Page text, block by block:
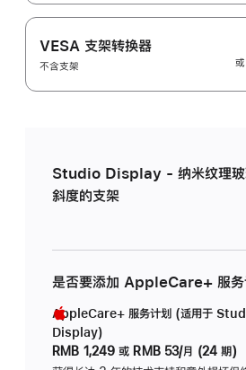
VESA 支架转换器
不含支架
Studio Display - 纳米纹理玻
斜度的支架
是否要添加 AppleCare+ 服务
AppleCare+ 服务计划 (适用于
Display)
RMB 1,249 或 RMB 53/月 (24 期)